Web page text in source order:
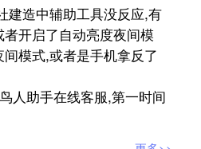
建造中辅助工具没反应,有
开启了自动亮度夜间模
模式,或者是手机拿反了
人助手在线客服,第一时间